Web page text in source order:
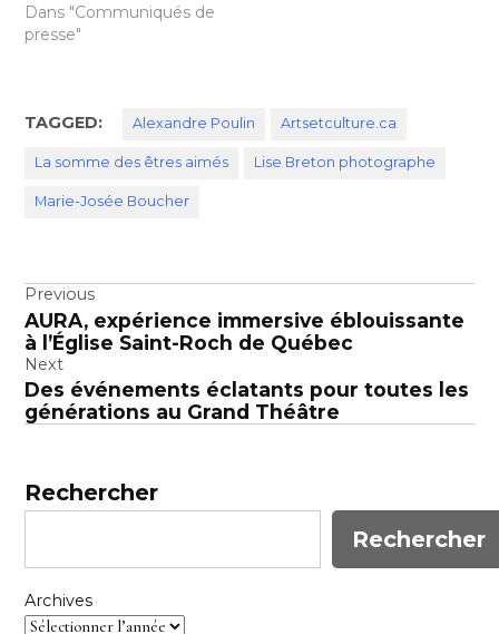
Dans "Communiqués de
presse"
TAGGED: Alexandre Poulin Artsetculture.ca
La somme des êtres aimés Lise Breton photographe
Marie-Josée Boucher
Navigation
de
l’article
Previous
AURA, expérience immersive éblouissante
à l’Église Saint-Roch de Québec
Next
Des événements éclatants pour toutes les
générations au Grand Théâtre
Rechercher
Rechercher
Archives